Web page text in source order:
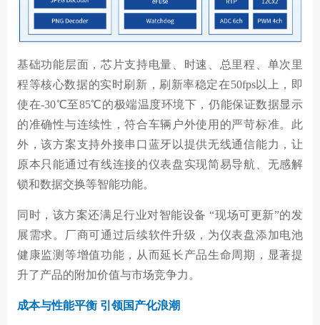
基础功能层面，芯片支持电量、时速、总里程、单次里
程等核心数据的实时刷新，刷新率稳定在50fps以上，即
使在-30℃至85℃的极端温度环境下，仍能保证数据显示
的准确性与连续性，符合车辆户外使用的严苛标准。此
外，该方案支持外接串口蓝牙以提供无线通信能力，让
原本只能通过有线连接的仪表盘实现简易导航、无感解
锁和数据交换等智能功能。
同时，该方案还满足行业对智能设备 “现场可更新”的发
展需求。厂商可通过后续软件升级，为仪表盘添加电池
健康监测等增值功能，从而延长产品生命周期，显著提
升了产品的附加价值与市场竞争力。
成本与性能平衡 引领国产化浪潮